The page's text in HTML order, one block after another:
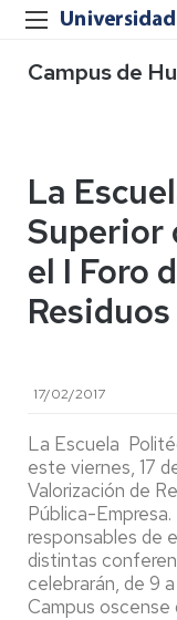
Campus de
La
Superior
el I Foro
Residuos
17/02/2017
La Escuela
este viernes, 17
Valorización de
Pública-
responsables de
distintas
celebrarán, de 9
Campus oscense